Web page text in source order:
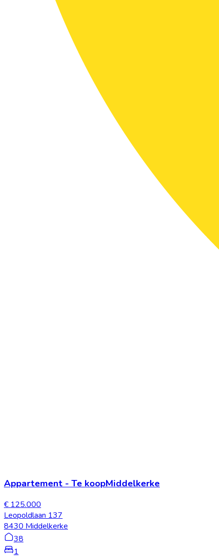
Appartement - Te koopMiddelkerke
€ 125.000
Leopoldlaan 137
8430 Middelkerke
38
1